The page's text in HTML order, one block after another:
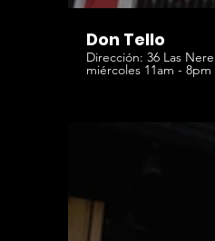
Don Tello
Dirección: 36 Las Nereidas Ave, Cataño, 00962 | Horario: lunes CERRADO | martes y
miércoles 11am - 8pm | jueves, viernes y sábado 11am - 9pm | domingo 12pm - 6pm |
Teléfono: 787-788-1951